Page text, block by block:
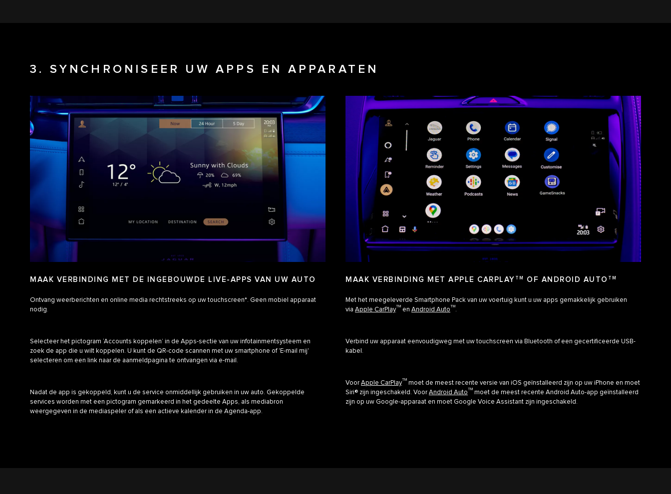
3. SYNCHRONISEER UW APPS EN APPARATEN
MAAK VERBINDING MET DE INGEBOUWDE LIVE-APPS VAN UW AUTO
Ontvang weerberichten en online media rechtstreeks op uw touchscreen*. Geen mobiel apparaat
nodig.
Selecteer het pictogram ‘Accounts koppelen’ in de Apps-sectie van uw infotainmentsysteem en
zoek de app die u wilt koppelen. U kunt de QR-code scannen met uw smartphone of 'E-mail mij'
selecteren om een link naar de aanmeldpagina te ontvangen via e-mail.
Nadat de app is gekoppeld, kunt u de service onmiddellijk gebruiken in uw auto. Gekoppelde
services worden met een pictogram gemarkeerd in het gedeelte Apps, als mediabron
weergegeven in de mediaspeler of als een actieve kalender in de Agenda-app.
MAAK VERBINDING MET APPLE CARPLAY TM OF ANDROID AUTO TM
Met het meegeleverde Smartphone Pack van uw voertuig kunt u uw apps gemakkelijk gebruiken
via Apple CarPlayTM en Android AutoTM
Verbind uw apparaat eenvoudigweg met uw touchscreen via Bluetooth of een gecertificeerde USB-
kabel.
Voor Apple CarPlayTM moet de meest recente versie van iOS geïnstalleerd zijn op uw iPhone en moet
Siri® zijn ingeschakeld. Voor Android AutoTM moet de meest recente Android Auto-app geïnstalleerd
zijn op uw Google-apparaat en moet Google Voice Assistant zijn ingeschakeld.